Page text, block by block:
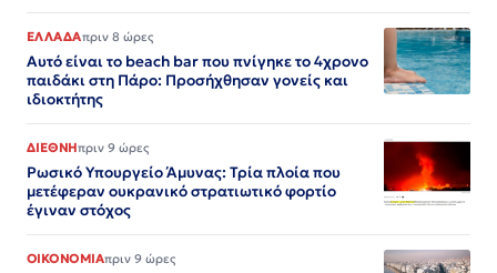
ΕΛΛΑΔΑπριν 8 ώρες
Αυτό είναι το beach bar που πνίγηκε το 4χρονο
παιδάκι στη Πάρο: Προσήχθησαν γονείς και
ιδιοκτήτης
ΔΙΕΘΝΗπριν 9 ώρες
Ρωσικό Υπουργείο Άμυνας: Τρία πλοία που
μετέφεραν ουκρανικό στρατιωτικό φορτίο
έγιναν στόχος
ΟΙΚΟΝΟΜΙΑπριν 9 ώρες